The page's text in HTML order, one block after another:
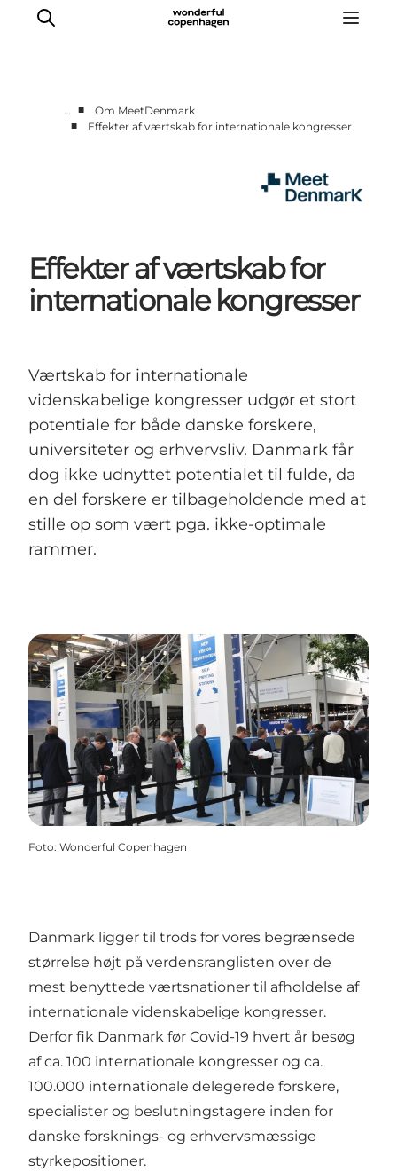
English
… ■
Om MeetDenmark
■
Effekter af værtskab for internationale kongresser
Effekter af værtskab for
internationale kongresser
Værtskab for internationale
videnskabelige kongresser udgør et stort
potentiale for både danske forskere,
universiteter og erhvervsliv. Danmark får
dog ikke udnyttet potentialet til fulde, da
en del forskere er tilbageholdende med at
stille op som vært pga. ikke-optimale
rammer.
Foto: Wonderful Copenhagen
Danmark ligger til trods for vores begrænsede
størrelse højt på verdensranglisten over de
mest benyttede værtsnationer til afholdelse af
internationale videnskabelige kongresser.
Derfor fik Danmark før Covid-19 hvert år besøg
af ca. 100 internationale kongresser og ca.
100.000 internationale delegerede forskere,
specialister og beslutningstagere inden for
danske forsknings- og erhvervsmæssige
styrkepositioner.